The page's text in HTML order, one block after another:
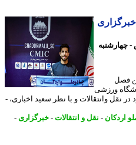
ورزشی
وانتقالات و با نظر سعید اخباری، -
-نقل و انتقالات-خبرگزاری